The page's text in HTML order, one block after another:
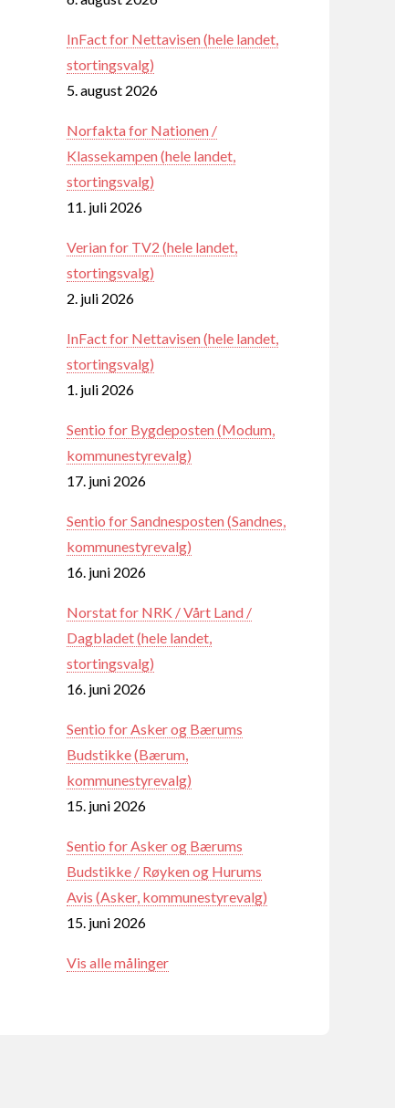
InFact for Nettavisen (hele landet,
stortingsvalg)
5. august 2026
Norfakta for Nationen /
Klassekampen (hele landet,
stortingsvalg)
11. juli 2026
Verian for TV2 (hele landet,
stortingsvalg)
2. juli 2026
InFact for Nettavisen (hele landet,
stortingsvalg)
1. juli 2026
Sentio for Bygdeposten (Modum,
kommunestyrevalg)
17. juni 2026
Sentio for Sandnesposten (Sandnes,
kommunestyrevalg)
16. juni 2026
Norstat for NRK / Vårt Land /
Dagbladet (hele landet,
stortingsvalg)
16. juni 2026
Sentio for Asker og Bærums
Budstikke (Bærum,
kommunestyrevalg)
15. juni 2026
Sentio for Asker og Bærums
Budstikke / Røyken og Hurums
Avis (Asker, kommunestyrevalg)
15. juni 2026
Vis alle målinger